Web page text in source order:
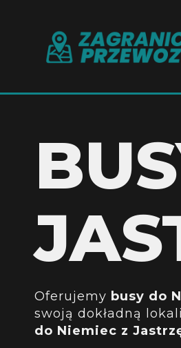
Oferujemy busy do
swoją dokładną
do Niemiec z